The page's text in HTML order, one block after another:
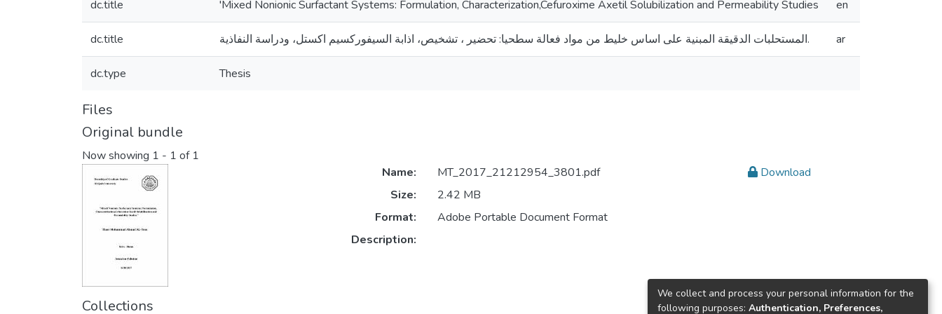
dc.title 'Mixed Nonionic Surfactant Systems: Formulation, Characterization,Cefuroxime Axetil Solubilization and Permeability Studies en
dc.title المستحلبات الدقيقة المبنية على اساس خليط من مواد فعالة سطحيا: تحضير ، تشخيص، اذابة السيفوركسيم اكستل، ودراسة النفاذية. ar
dc.type Thesis
Files
Original bundle
Now showing 1 - 1 of 1
Name:
MT_2017_21212954_3801.pdf
Size:
2.42 MB
Format:
Adobe Portable Document Format
Description:
Download
Collections
We collect and process your personal information for the
following purposes: Authentication, Preferences,